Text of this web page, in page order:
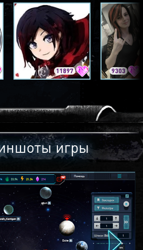
11897 9303
игры